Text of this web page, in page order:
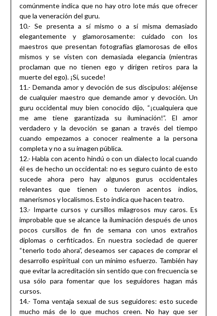
comúnmente indica que no hay otro lote más que ofrecer
que la veneración del guru.
10.- Se presenta a sí mismo o a sí misma demasiado
elegantemente y glamorosamente: cuidado con los
maestros que presentan fotografías glamorosas de ellos
mismos y se visten con demasiada elegancia (mientras
proclaman que no tienen ego y dirigen retiros para la
muerte del ego). ¡Sí, sucede!
11.- Demanda amor y devoción de sus discípulos: aléjense
de cualquier maestro que demande amor y devoción. Un
guru occidental muy bien conocido dijo, “¡cualquiera que
me ame tiene garantizada su iluminación!”. El amor
verdadero y la devoción se ganan a través del tiempo
cuando empezamos a conocer realmente a la persona
completa y no a su imagen pública.
12.- Habla con acento hindú o con un dialecto local cuando
él es de hecho un occidental: no es seguro cuánto de esto
sucede ahora pero hay algunos gurus occidentales
relevantes que tienen o tuvieron acentos indios,
manerismos y localismos. Esto indica que hacen teatro.
13.- Imparte cursos y cursillos milagrosos muy caros. Es
improbable que se alcance la iluminación después de unos
pocos cursillos de fin de semana con unos extraños
diplomas o cerfiticados. En nuestra sociedad de querer
“tenerlo todo ahora”, deseamos ser capaces de comprar el
desarrollo espiritual con un mínimo esfuerzo. También hay
que evitar la acreditación sin sentido que con frecuencia se
usa sólo para fomentar que los seguidores hagan más
cursos.
14.- Toma ventaja sexual de sus seguidores: esto sucede
mucho más de lo que muchos creen. No hay que ser